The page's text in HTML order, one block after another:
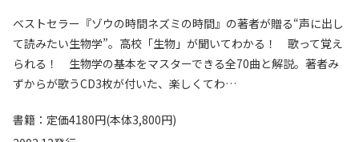
ベストセラー『ゾウの時間ネズミの時間』の著者が贈る“声に出し
て読みたい生物学”。高校「生物」が聞いてわかる！ 歌って覚え
られる！ 生物学の基本をマスターできる全70曲と解説。著者み
ずからが歌うCD3枚が付いた、楽しくてわ…
書籍：定価4180円(本体3,800円)